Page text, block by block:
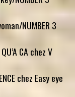
NUMBER 3
CA chez V
chez Easy eye